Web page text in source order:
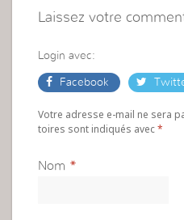
Laissez votre
Login avec:
Facebook
Votre adresse e-mail ne sera
toires sont indiqués avec*
Nom *